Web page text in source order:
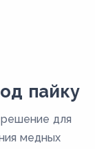
пайку
для
медных